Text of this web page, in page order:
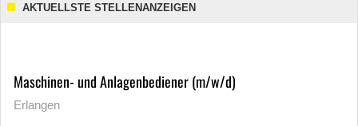
AKTUELLSTE STELLENANZEIGEN
Maschinen- und Anlagenbediener (m/w/d)
Erlangen